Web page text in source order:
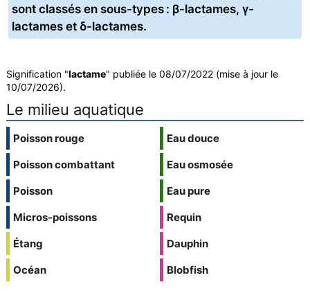
sont classés en sous-types : β-lactames, γ-
lactames et δ-lactames.
Signification "lactame" publiée le 08/07/2022 (mise à jour le
10/07/2026).
Le milieu aquatique
Poisson rouge
Poisson combattant
Poisson
Micros-poissons
Étang
Océan
Eau douce
Eau osmosée
Eau pure
Requin
Dauphin
Blobfish